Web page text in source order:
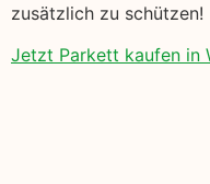
zusätzlich zu schützen!
Jetzt Parkett kaufen in